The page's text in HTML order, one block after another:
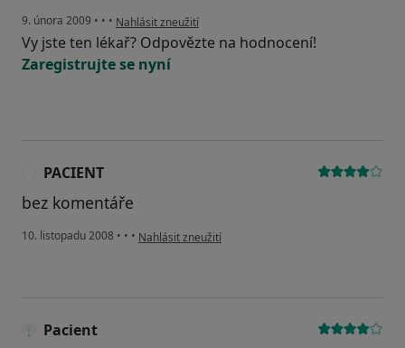
9. února 2009 • • • podle názoru uživatele Kolega
Nahlásit zneužití
Vy jste ten lékař? Odpovězte na hodnocení!
Zaregistrujte se nyní
PACIENT
bez komentáře
10. listopadu 2008 • • • podle názoru uživatele PACIENT
Nahlásit zneužití
Pacient